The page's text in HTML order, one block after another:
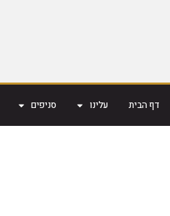
דף הבית עלינו סניפים